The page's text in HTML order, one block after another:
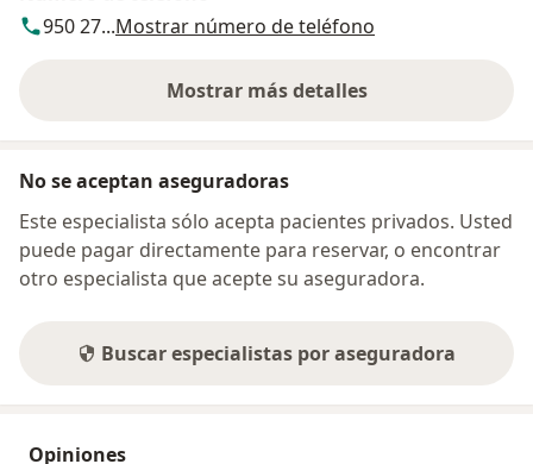
950 27...Mostrar número de teléfono
Mostrar más detalles
sobre la dirección
No se aceptan aseguradoras
Este especialista sólo acepta pacientes privados. Usted
puede pagar directamente para reservar, o encontrar
otro especialista que acepte su aseguradora.
Buscar especialistas por aseguradora
Opiniones